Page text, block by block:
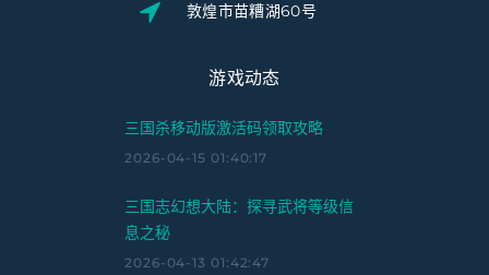
敦煌市苗糟湖60号
游戏动态
三国杀移动版激活码领取攻略
2026-04-15 01:40:17
三国志幻想大陆：探寻武将等级信
息之秘
2026-04-13 01:42:47